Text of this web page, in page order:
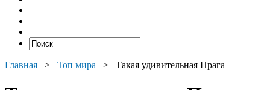
Главная > Топ мира > Такая удивительная Прага